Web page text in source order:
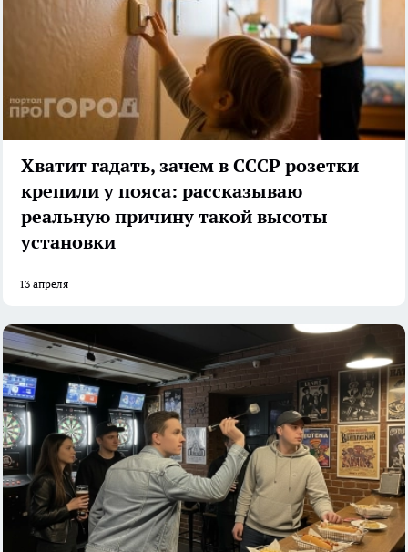
Хватит гадать, зачем в СССР розетки
крепили у пояса: рассказываю
реальную причину такой высоты
установки
13 апреля